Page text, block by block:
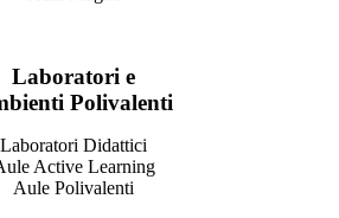
Laboratori e
Polivalenti
Laboratori Didattici
Active Learning
Aule Polivalenti